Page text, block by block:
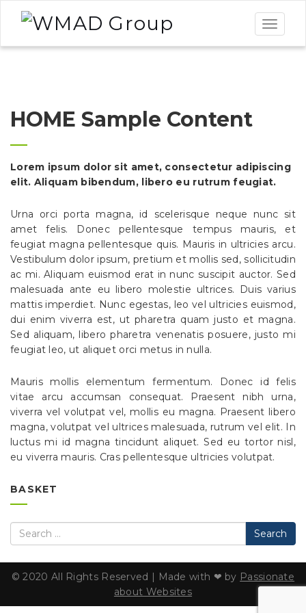
Toggle
HOME Sample Content
Lorem ipsum dolor sit amet, consectetur adipiscing
elit. Aliquam bibendum, libero eu rutrum feugiat.
Urna orci porta magna, id scelerisque neque nunc sit
amet felis. Donec pellentesque tempus mauris, et
feugiat magna pellentesque quis. Mauris in ultricies arcu.
Vestibulum dolor ipsum, pretium et mollis sed, sollicitudin
ac mi. Aliquam euismod erat in nunc suscipit auctor. Sed
malesuada ante eu libero molestie ultrices. Duis varius
mattis imperdiet. Nunc egestas, leo vel ultricies euismod,
dui enim viverra est, ut pharetra quam justo et magna.
Sed aliquam, libero pharetra venenatis posuere, justo mi
feugiat leo, ut aliquet orci metus in nulla.
Mauris mollis elementum fermentum. Donec id felis
vitae arcu accumsan consequat. Praesent nibh urna,
viverra vel volutpat vel, mollis eu magna. Praesent libero
magna, volutpat vel ultrices malesuada, rutrum vel elit. In
luctus mi id magna tincidunt aliquet. Sed eu tortor nisl,
eu viverra mauris. Cras pellentesque ultricies volutpat.
BASKET
Search
© 2020 All Rights Reserved | Made with ❤ by Passionate
about Websites